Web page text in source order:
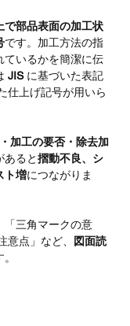
で部品表面の加工状
です。加工方法の指
ているかを簡潔に伝
JIS に基づいた表記
仕上げ記号が用いら
加工の要否・除去加
あると摺動不良、シ
ト増につながりま
「三角マークの意
意点」など、
図面読